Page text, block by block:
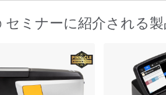
セミナーに紹介される